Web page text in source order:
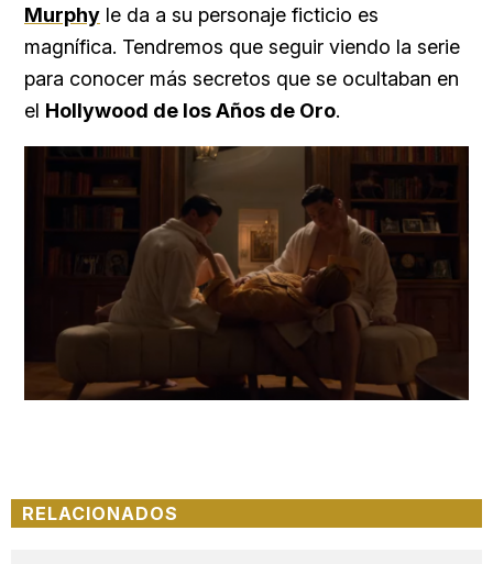
Murphy le da a su personaje ficticio es
magnífica. Tendremos que seguir viendo la serie
para conocer más secretos que se ocultaban en
el Hollywood de los Años de Oro.
RELACIONADOS